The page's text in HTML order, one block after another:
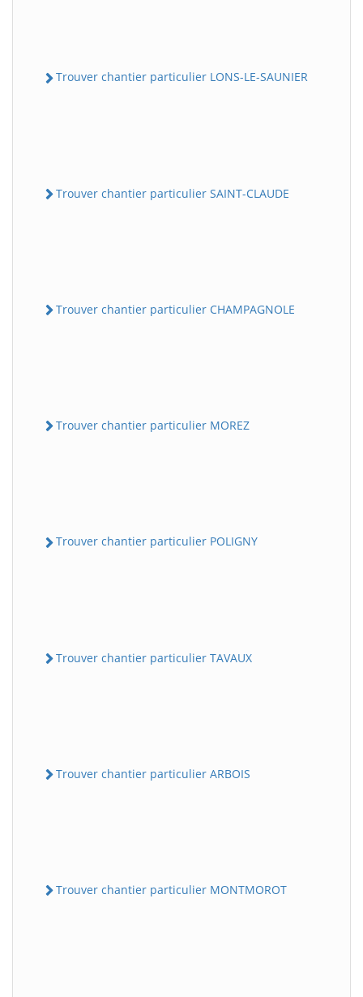
Trouver chantier particulier LONS-LE-SAUNIER
Trouver chantier particulier SAINT-CLAUDE
Trouver chantier particulier CHAMPAGNOLE
Trouver chantier particulier MOREZ
Trouver chantier particulier POLIGNY
Trouver chantier particulier TAVAUX
Trouver chantier particulier ARBOIS
Trouver chantier particulier MONTMOROT